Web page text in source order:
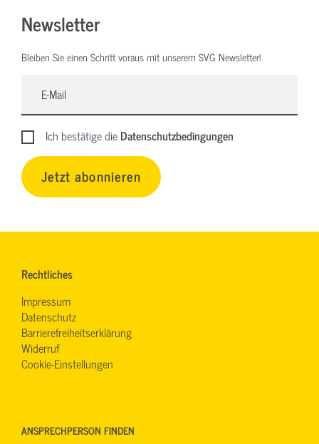
Newsletter
Bleiben Sie einen Schritt voraus mit unserem SVG Newsletter!
Ich bestätige dieDatenschutzbedingungen
Jetzt abonnieren
Rechtliches
Impressum
Datenschutz
Barrierefreiheitserklärung
Widerruf
Cookie-Einstellungen
ANSPRECHPERSON FINDEN